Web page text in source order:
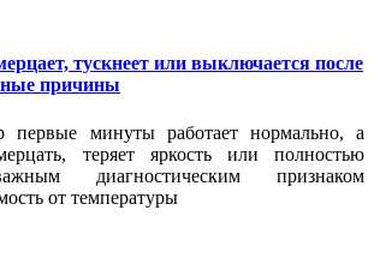
тускнеет или выключается после
причины
первые минуты работает нормально, а
теряет яркость или полностью
диагностическим признаком
от температуры